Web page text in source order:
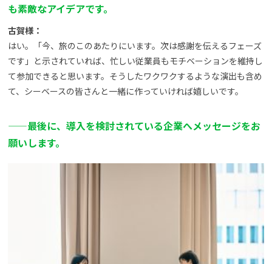
も素敵なアイデアです。
古賀様：
はい。「今、旅のこのあたりにいます。次は感謝を伝えるフェーズ
です」と示されていれば、忙しい従業員もモチベーションを維持し
て参加できると思います。そうしたワクワクするような演出も含め
て、シーベースの皆さんと一緒に作っていければ嬉しいです。
——最後に、導入を検討されている企業へメッセージをお
願いします。